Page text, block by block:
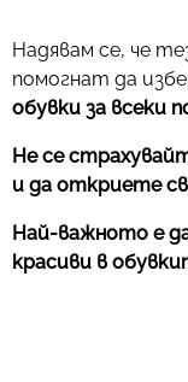
Надявам се, че
помогнат да
обувки за всеки
Не се
и да откриете
Най-важното е
красиви в